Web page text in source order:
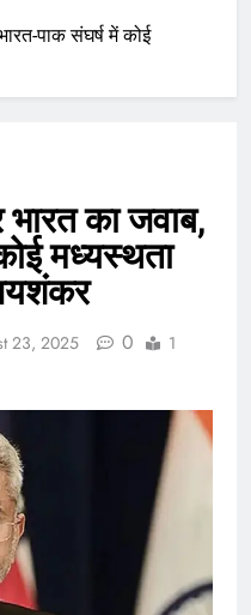
पाक संघर्ष में कोई
का जवाब,
मध्यस्थता
23, 2025 0
1